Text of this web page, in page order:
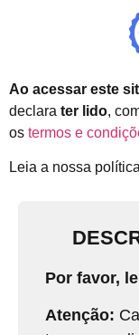
Ao acessar este
declara ter lido,
os termos e
Leia a nossa
Por favor,
Atenção: